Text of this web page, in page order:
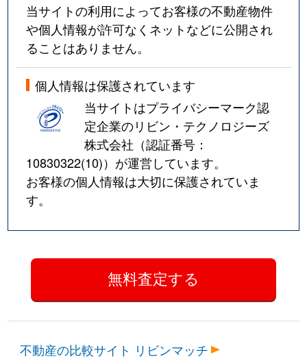
当サイトの利用によってお客様の不動産物件
や個人情報が許可なくネットなどに公開され
ることはありません。
個人情報は保護されています
当サイトはプライバシーマーク認
定企業のリビン・テクノロジーズ
株式会社（認証番号：
10830322(10)）が運営しています。
お客様の個人情報は大切に保護されていま
す。
不動産の比較サイト リビンマッチ